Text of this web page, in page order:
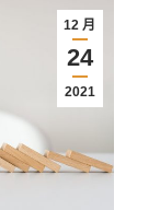
12 月
24
2021